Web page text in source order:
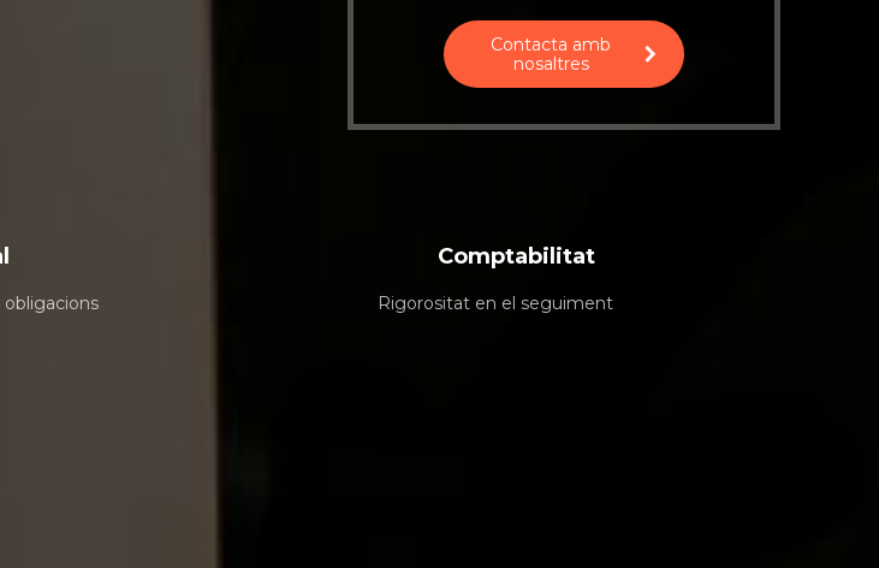
Contacta amb
nosaltres
obligacions
Comptabilitat
Rigorositat en el seguiment